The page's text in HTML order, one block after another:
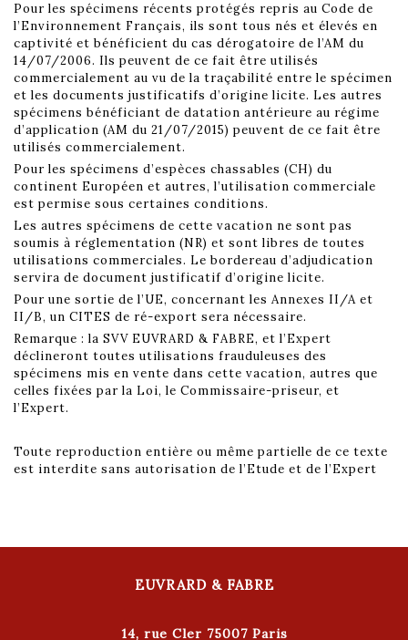
Pour les spécimens récents protégés repris au Code de
l’Environnement Français, ils sont tous nés et élevés en
captivité et bénéficient du cas dérogatoire de l’AM du
14/07/2006. Ils peuvent de ce fait être utilisés
commercialement au vu de la traçabilité entre le spécimen
et les documents justificatifs d’origine licite. Les autres
spécimens bénéficiant de datation antérieure au régime
d’application (AM du 21/07/2015) peuvent de ce fait être
utilisés commercialement.
Pour les spécimens d’espèces chassables (CH) du
continent Européen et autres, l’utilisation commerciale
est permise sous certaines conditions.
Les autres spécimens de cette vacation ne sont pas
soumis à réglementation (NR) et sont libres de toutes
utilisations commerciales. Le bordereau d’adjudication
servira de document justificatif d’origine licite.
Pour une sortie de l’UE, concernant les Annexes II/A et
II/B, un CITES de ré-export sera nécessaire.
Remarque : la SVV EUVRARD & FABRE, et l’Expert
déclineront toutes utilisations frauduleuses des
spécimens mis en vente dans cette vacation, autres que
celles fixées par la Loi, le Commissaire-priseur, et
l’Expert.
Toute reproduction entière ou même partielle de ce texte
est interdite sans autorisation de l’Etude et de l’Expert
EUVRARD & FABRE
14, rue Cler 75007 Paris